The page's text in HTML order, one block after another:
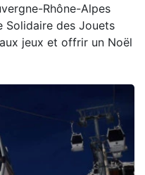
Rhône-Alpes
Solidaire des Jouets
jeux et offrir un Noël